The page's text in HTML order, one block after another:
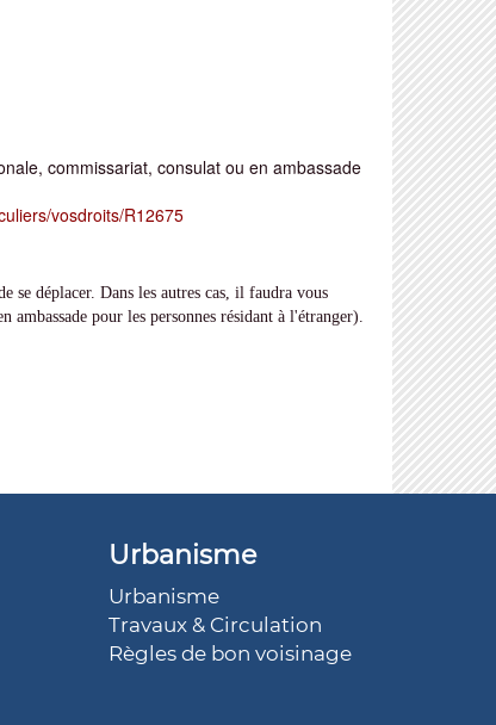
commissariat, consulat ou en ambassade
vosdroits/R12675
se déplacer. Dans les autres cas, il faudra vous
ambassade pour les personnes résidant à l'étranger).
Urbanisme
Urbanisme
Travaux & Circulation
Règles de bon voisinage